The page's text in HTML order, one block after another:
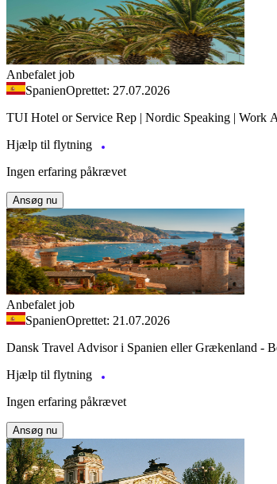
Anbefalet job
SpanienOprettet: 27.07.2026
TUI Hotel or Service Rep | Nordic Speaking | Work
Hjælp til flytning
Ingen erfaring påkrævet
Ansøg nu
Anbefalet job
SpanienOprettet: 21.07.2026
Dansk
Hjælp til flytning
Ingen erfaring påkrævet
Ansøg nu